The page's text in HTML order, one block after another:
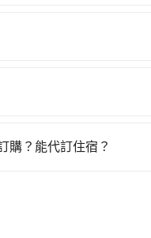
官網的6~8折，如果又
房可住的窘境，所以在
購？能代訂住宿？